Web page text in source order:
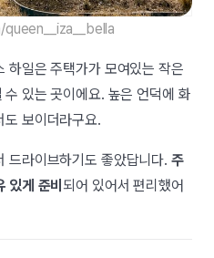
하일은 주택가가 모여있는 작은
있는 곳이에요. 높은 언덕에 화
도 보이더라구요.
드라이브하기도 좋았답니다. 주
있게 준비되어 있어서 편리했어